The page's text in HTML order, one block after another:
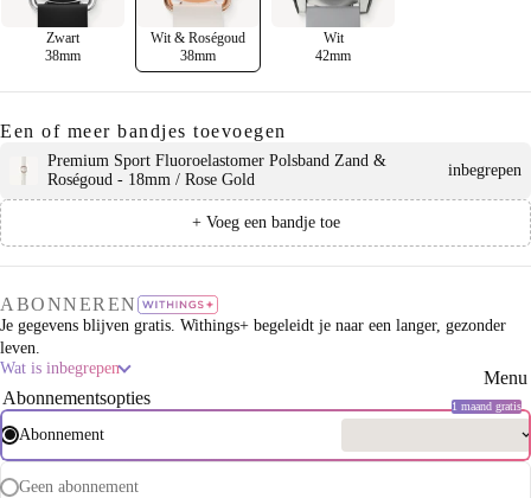
Menu
Zwart
38mm
Wit & Roségoud
38mm
Wit
42mm
Een of meer bandjes toevoegen
Premium Sport Fluoroelastomer Polsband Zand &
Roségoud - 18mm / Rose Gold
inbegrepen
+ Voeg een bandje toe
ABONNEREN
Je gegevens blijven gratis. Withings+ begeleidt je naar een langer, gezonder
leven.
Wat is inbegrepen
Abonnementsopties
Abonnement
1 maand gratis
Geen abonnement